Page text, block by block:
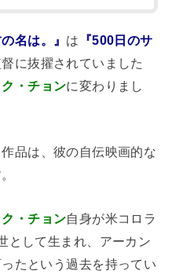
の名は。』 は 『500日のサ
に抜擢されていました
・チョンに変わりまし
品は、彼の自伝映画的な
・チョン自身が米コロラ
として生まれ、アーカン
たという過去を持ってい